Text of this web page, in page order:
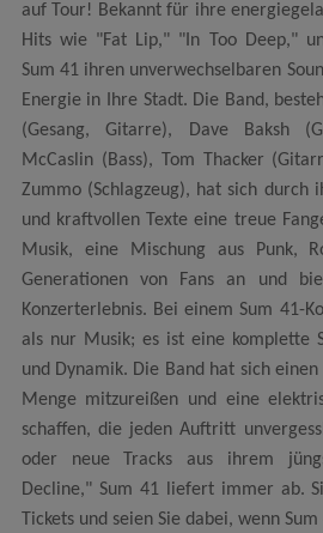
auf Tour! Bekannt für ihre
Hits wie "Fat Lip," "In Too Deep,"
Sum 41 ihren unverwechselbaren
Energie in Ihre Stadt. Die Band,
(Gesang, Gitarre), Dave Baksh
McCaslin (Bass), Tom Thacker
Zummo (Schlagzeug), hat sich durch
und kraftvollen Texte eine treue
Musik, eine Mischung aus Punk,
Generationen von Fans an und
Konzerterlebnis. Bei einem Sum 41-
als nur Musik; es ist eine komplette
und Dynamik. Die Band hat sich
Menge mitzureißen und eine
schaffen, die jeden Auftritt
oder neue Tracks aus ihrem
Decline," Sum 41 liefert immer ab.
Tickets und seien Sie dabei, wenn